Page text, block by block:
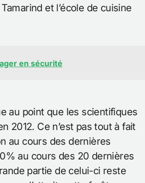
et l’école de cuisine
en sécurité
au point que les scientifiques
2012. Ce n’est pas tout à fait
au cours des dernières
au cours des 20 dernières
partie de celui-ci reste